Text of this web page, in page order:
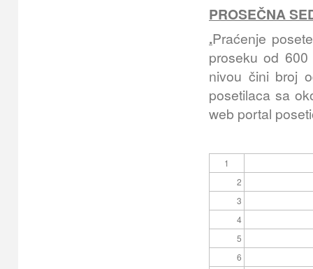
PROSEČNA
.Praćenje
proseku od
nivou čini broj
posetilaca sa
web portal
1
2
3
4
5
6